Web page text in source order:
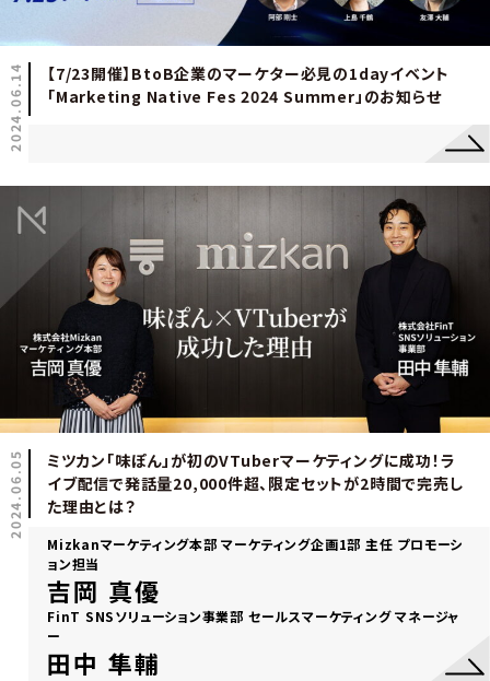
2024.06.14
【7/23開催】BtoB企業のマーケター必見の1dayイベント
「Marketing Native Fes 2024 Summer」のお知らせ
2024.06.05
ミツカン「味ぽん」が初のVTuberマーケティングに成功！ラ
イブ配信で発話量20,000件超、限定セットが2時間で完売し
た理由とは？
Mizkanマーケティング本部 マーケティング企画1部 主任 プロモーシ
ョン担当
吉岡 真優
FinT SNSソリューション事業部 セールスマーケティング マネージャ
ー
田中 隼輔